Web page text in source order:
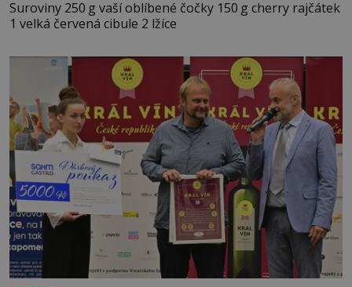
Suroviny 250 g vaší oblíbené čočky 150 g cherry rajčátek
1 velká červená cibule 2 lžíce